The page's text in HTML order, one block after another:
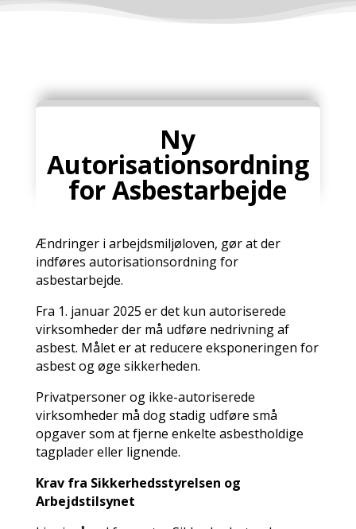
Ny
Autorisationsordning
for Asbestarbejde
Ændringer i arbejdsmiljøloven, gør at der
indføres autorisationsordning for
asbestarbejde.
Fra 1. januar 2025 er det kun autoriserede
virksomheder der må udføre nedrivning af
asbest. Målet er at reducere eksponeringen for
asbest og øge sikkerheden.
Privatpersoner og ikke-autoriserede
virksomheder må dog stadig udføre små
opgaver som at fjerne enkelte asbestholdige
tagplader eller lignende.
Krav fra Sikkerhedsstyrelsen og
Arbejdstilsynet